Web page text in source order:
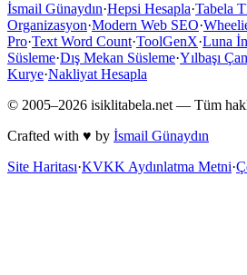
İsmail Günaydın·Hepsi Hesapla·Tabela
Organizasyon·Modern Web SEO·
Pro·Text Word Count·ToolGenX·Luna
Süsleme·Dış Mekan Süsleme·Yılbaşı
Kurye·Nakliyat Hesapla
© 2005–2026 isiklitabela.net — Tüm
Crafted with ♥ by İsmail Günaydın
Site Haritası·KVKK Aydınlatma Metni·